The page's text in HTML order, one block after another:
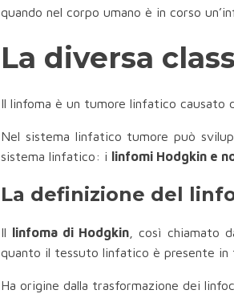
quando nel corpo umano è in corso
La diversa
Il linfoma è un tumore linfatico causato
Nel sistema linfatico tumore può
sistema linfatico: i linfomi Hodgkin e
La definizione del
Il linfoma di Hodgkin, così chiamato
quanto il tessuto linfatico è presente in
Ha origine dalla trasformazione dei